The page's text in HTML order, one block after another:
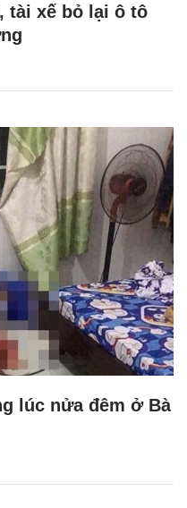
tài xế bỏ lại ô tô
lúc nửa đêm ở Bà